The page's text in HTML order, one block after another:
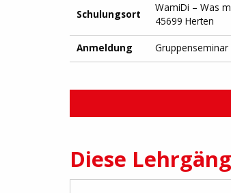
Schulungsort
WamiDi – Was
45699 Herten
Anmeldung Gruppenseminar
Diese